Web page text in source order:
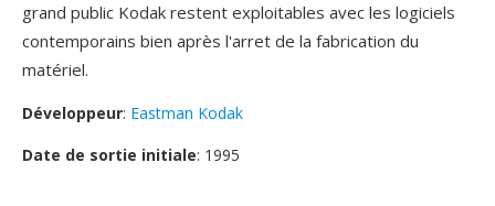
grand public Kodak restent exploitables avec les logiciels
contemporains bien après l'arret de la fabrication du
matériel.
Développeur: Eastman Kodak
Date de sortie initiale: 1995